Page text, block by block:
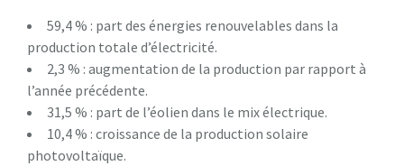
59,4 % : part des énergies renouvelables dans la
production totale d’électricité.
2,3 % : augmentation de la production par rapport à
l’année précédente.
31,5 % : part de l’éolien dans le mix électrique.
10,4 % : croissance de la production solaire
photovoltaïque.